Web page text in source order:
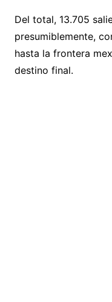
Del total, 13.705
presumiblemente,
hasta la frontera
destino final.